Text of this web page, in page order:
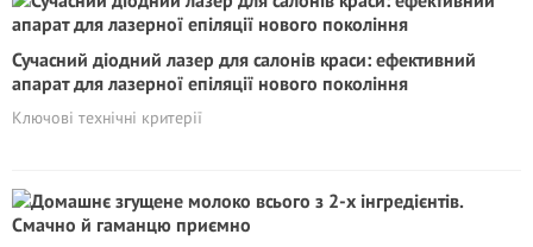
Сучасний діодний лазер для салонів краси: ефективний
апарат для лазерної епіляції нового покоління
Ключові технічні критерії